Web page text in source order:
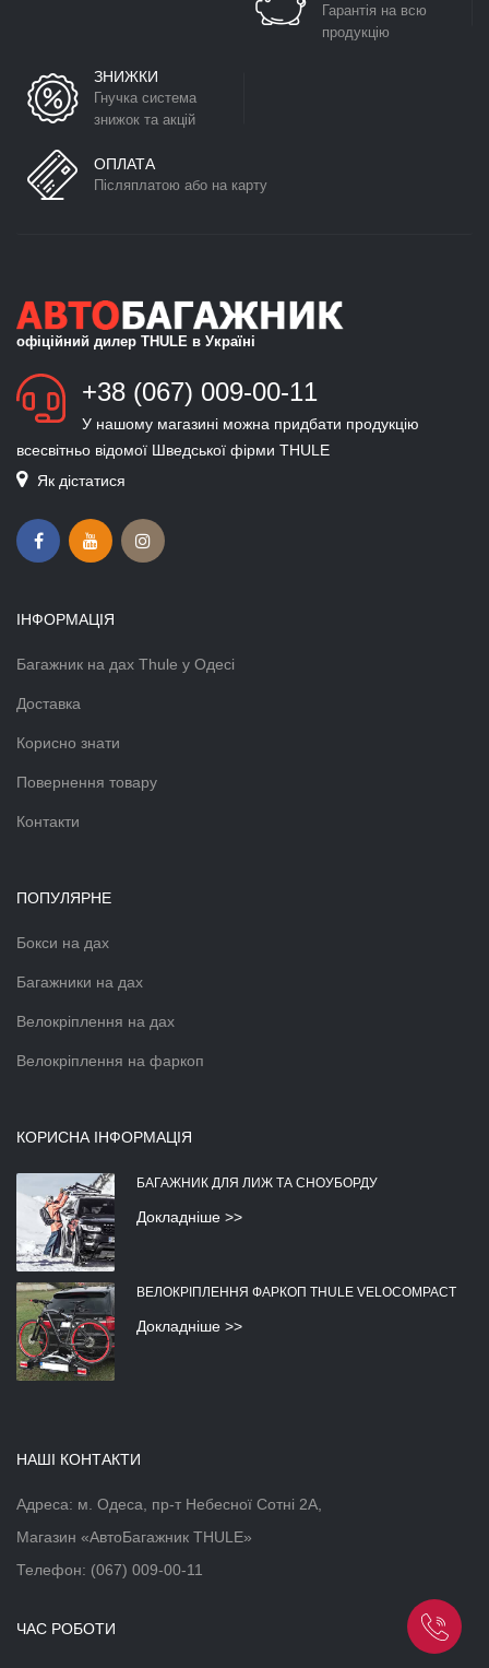
Гарантія на всю
продукцію
ЗНИЖКИ
Гнучка система
знижок та акцій
ОПЛАТА
Післяплатою або на карту
офіційний дилер THULE в Україні
+38 (067) 009-00-11
У нашому магазині можна придбати продукцію
всесвітньо відомої Шведської фірми THULE
Як дістатися
ІНФОРМАЦІЯ
Багажник на дах Thule у Одесі
Доставка
Корисно знати
Повернення товару
Контакти
ПОПУЛЯРНЕ
Бокси на дах
Багажники на дах
Велокріплення на дах
Велокріплення на фаркоп
КОРИСНА ІНФОРМАЦІЯ
БАГАЖНИК ДЛЯ ЛИЖ ТА СНОУБОРДУ
Докладніше >>
ВЕЛОКРІПЛЕННЯ ФАРКОП THULE VELOCOMPACT
Докладніше >>
НАШІ КОНТАКТИ
Адреса: м. Одеса, пр-т Небесної Сотні 2А,
Магазин «АвтоБагажник THULE»
Телефон: (067) 009-00-11
ЧАС РОБОТИ